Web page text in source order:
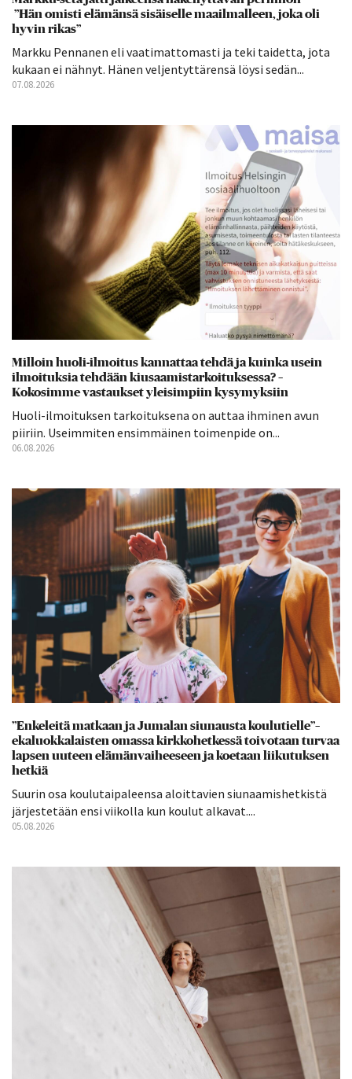
”Hän omisti elämänsä sisäiselle maailmalleen, joka oli
hyvin rikas”
Markku Pennanen eli vaatimattomasti ja teki taidetta, jota
kukaan ei nähnyt. Hänen veljentyttärensä löysi sedän...
07.08.2026
Milloin huoli-ilmoitus kannattaa tehdä ja kuinka usein
ilmoituksia tehdään kiusaamistarkoituksessa? –
Kokosimme vastaukset yleisimpiin kysymyksiin
Huoli-ilmoituksen tarkoituksena on auttaa ihminen avun
piiriin. Useimmiten ensimmäinen toimenpide on...
06.08.2026
”Enkeleitä matkaan ja Jumalan siunausta koulutielle”–
ekaluokkalaisten omassa kirkkohetkessä toivotaan turvaa
lapsen uuteen elämänvaiheeseen ja koetaan liikutuksen
hetkiä
Suurin osa koulutaipaleensa aloittavien siunaamishetkistä
järjestetään ensi viikolla kun koulut alkavat....
05.08.2026